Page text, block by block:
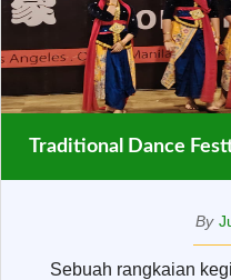
Traditional Dance
By
Sebuah rangkaian